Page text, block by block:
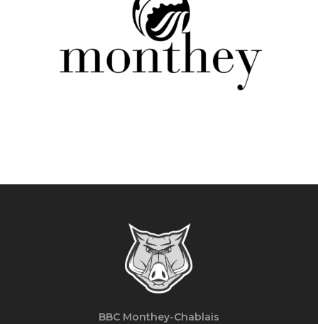
BBC Monthey-Chablais